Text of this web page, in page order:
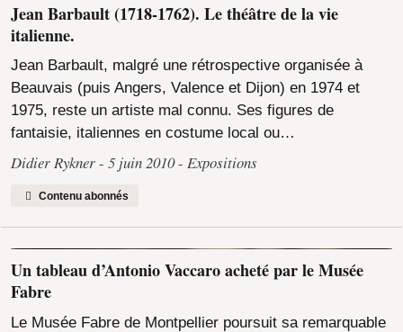
Jean Barbault (1718-1762). Le théâtre de la vie
italienne.
Jean Barbault, malgré une rétrospective organisée à
Beauvais (puis Angers, Valence et Dijon) en 1974 et
1975, reste un artiste mal connu. Ses figures de
fantaisie, italiennes en costume local ou…
Didier Rykner 5 juin 2010 Expositions
Contenu abonnés
Un tableau d’Antonio Vaccaro acheté par le Musée
Fabre
Le Musée Fabre de Montpellier poursuit sa remarquable